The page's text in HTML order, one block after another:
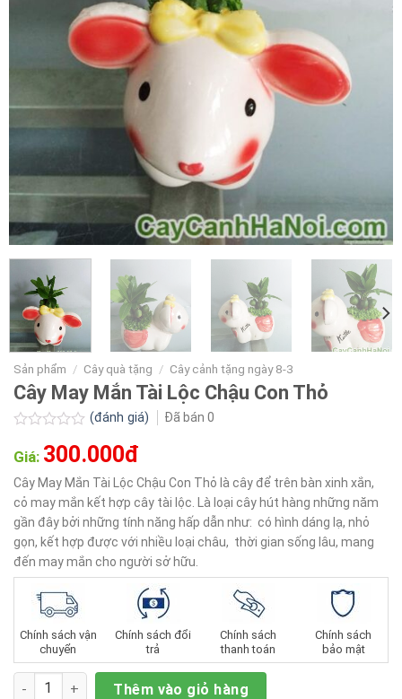
Sản phẩm / Cây quà tặng / Cây cảnh tặng ngày 8-3
Cây May Mắn Tài Lộc Chậu Con Thỏ
xếp
0.0
5
sao
(đánh giá) Đã bán 0
Giá: 300.000đ
Cây May Mắn Tài Lộc Chậu Con Thỏ là cây để trên bàn xinh xắn,
cỏ may mắn kết hợp cây tài lộc. Là loại cây hút hàng những năm
gần đây bởi những tính năng hấp dẫn như: có hình dáng lạ, nhỏ
gọn, kết hợp được với nhiều loại châu, thời gian sống lâu, mang
đến may mắn cho người sở hữu.
Chính sách vận
chuyển
Chính sách đổi
trả
Chính sách
thanh toán
Chính sách
bảo mật
Số lượng Thêm vào giỏ hàng